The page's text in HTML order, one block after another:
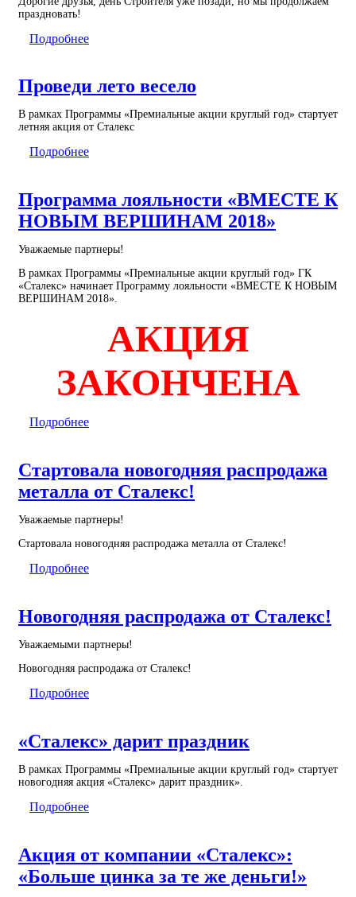
праздновать!
Подробнее
Проведи лето весело
В рамках Программы «Премиальные акции круглый год» стартует
летняя акция от Сталекс
Подробнее
Программа лояльности «ВМЕСТЕ К
НОВЫМ ВЕРШИНАМ 2018»
Уважаемые партнеры!
В рамках Программы «Премиальные акции круглый год» ГК
«Сталекс» начинает Программу лояльности «ВМЕСТЕ К НОВЫМ
ВЕРШИНАМ 2018».
АКЦИЯ
ЗАКОНЧЕНА
Подробнее
Стартовала новогодняя распродажа
металла от Сталекс!
Уважаемые партнеры!
Стартовала новогодняя распродажа металла от Сталекс!
Подробнее
Новогодняя распродажа от Сталекс!
Уважаемыми партнеры!
Новогодняя распродажа от Сталекс!
Подробнее
«Сталекс» дарит праздник
В рамках Программы «Премиальные акции круглый год» стартует
новогодняя акция «Сталекс» дарит праздник».
Подробнее
Акция от компании «Сталекс»:
«Больше цинка за те же деньги!»